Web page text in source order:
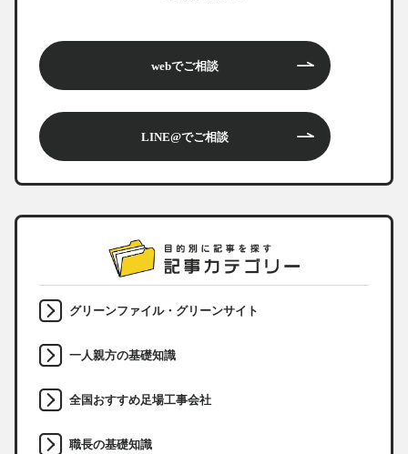
webでご相談
LINE@でご相談
グリーンファイル・グリーンサイト
一人親方の基礎知識
全国おすすめ足場工事会社
職長の基礎知識